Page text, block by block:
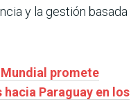
y la gestión basada
promete
Paraguay en los